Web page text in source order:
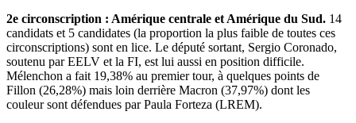
2e circonscription : Amérique centrale et Amérique du Sud. 14
candidats et 5 candidates (la proportion la plus faible de toutes ces
circonscriptions) sont en lice. Le député sortant, Sergio Coronado,
soutenu par EELV et la FI, est lui aussi en position difficile.
Mélenchon a fait 19,38% au premier tour, à quelques points de
Fillon (26,28%) mais loin derrière Macron (37,97%) dont les
couleur sont défendues par Paula Forteza (LREM).